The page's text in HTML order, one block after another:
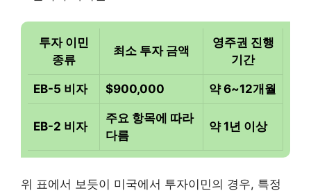
투자 이민
종류
최소 투자 금액
영주권 진행
기간
EB-5 비자 $900,000 약 6~12개월
EB-2 비자
주요 항목에 따라
다름
약 1년 이상
위 표에서 보듯이 미국에서 투자이민의 경우, 특정